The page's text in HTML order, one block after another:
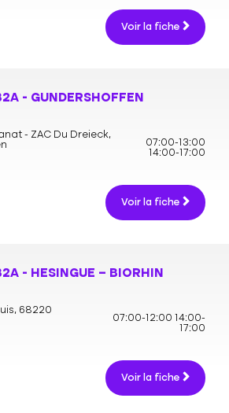
Voir la fiche
- GUNDERSHOFFEN
- ZAC Du Dreieck,
07:00-13:00
14:00-17:00
Voir la fiche
- HESINGUE – BIORHIN
68220
07:00-12:00
14:00-
17:00
Voir la fiche